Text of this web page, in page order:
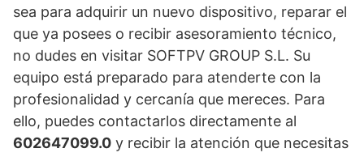
sea para adquirir un nuevo dispositivo, reparar el
que ya posees o recibir asesoramiento técnico,
no dudes en visitar SOFTPV GROUP S.L. Su
equipo está preparado para atenderte con la
profesionalidad y cercanía que mereces. Para
ello, puedes contactarlos directamente al
602647099.0 y recibir la atención que necesitas